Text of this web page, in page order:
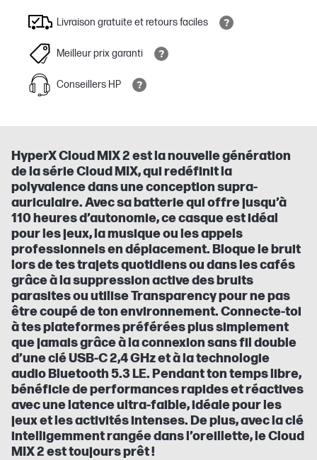
Livraison gratuite et retours faciles
Meilleur prix garanti
Conseillers HP
HyperX Cloud MIX 2 est la nouvelle génération
de la série Cloud MIX, qui redéfinit la
polyvalence dans une conception supra-
auriculaire. Avec sa batterie qui offre jusqu’à
110 heures d’autonomie, ce casque est idéal
pour les jeux, la musique ou les appels
professionnels en déplacement. Bloque le bruit
lors de tes trajets quotidiens ou dans les cafés
grâce à la suppression active des bruits
parasites ou utilise Transparency pour ne pas
être coupé de ton environnement. Connecte-toi
à tes plateformes préférées plus simplement
que jamais grâce à la connexion sans fil double
d’une clé USB-C 2,4 GHz et à la technologie
audio Bluetooth 5.3 LE. Pendant ton temps libre,
bénéficie de performances rapides et réactives
avec une latence ultra-faible, idéale pour les
jeux et les activités intenses. De plus, avec la clé
intelligemment rangée dans l’oreillette, le Cloud
MIX 2 est toujours prêt !